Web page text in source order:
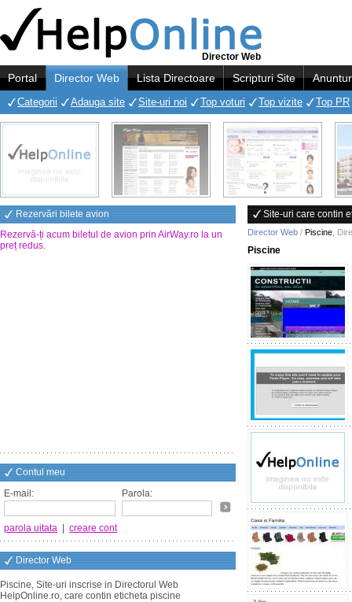
Director Web
Portal Director Web Lista Directoare Scripturi Site
Categorii Adauga site Site-uri noi Top voturi Top vizite Top PR
Rezervări bilete avion
Rezervă-ți acum biletul de avion prin AirWay.ro la un
preț redus.
Contul meu
E-mail:
Parola:
parola uitata creare cont
Director Web
Piscine, Site-uri inscrise in Directorul Web
HelpOnline.ro, care contin eticheta piscine
Site-uri care contin
Director Web / Piscine
Piscine